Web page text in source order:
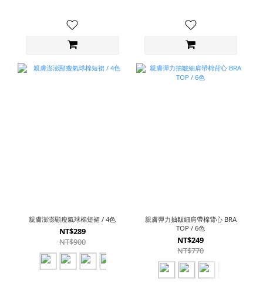
親膚澎澎顯瘦氣球棉短裙 / 4色
NT$289
NT$900
親膚彈力抽皺細肩帶棉背心 BRA
TOP / 6色
NT$249
NT$770